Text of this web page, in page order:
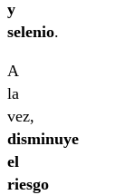
y
selenio.
A
la
vez,
disminuye
el
riesgo